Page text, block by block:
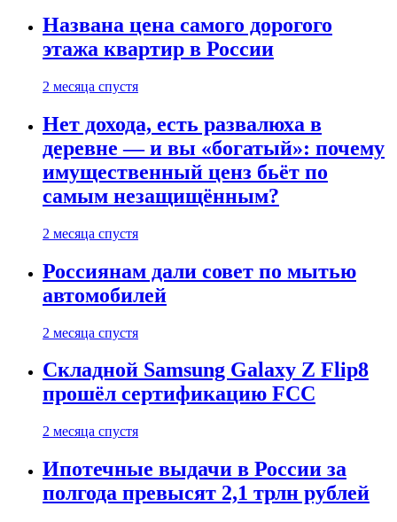
Названа цена самого дорогого
этажа квартир в России
2 месяца спустя
Нет дохода, есть развалюха в
деревне — и вы «богатый»: почему
имущественный ценз бьёт по
самым незащищённым?
2 месяца спустя
Россиянам дали совет по мытью
автомобилей
2 месяца спустя
Складной Samsung Galaxy Z Flip8
прошёл сертификацию FCC
2 месяца спустя
Ипотечные выдачи в России за
полгода превысят 2,1 трлн рублей